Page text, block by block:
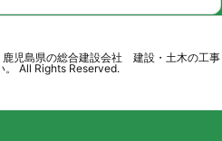
鹿児島県の総合建設会社 建設・土木の工事
All Rights Reserved.